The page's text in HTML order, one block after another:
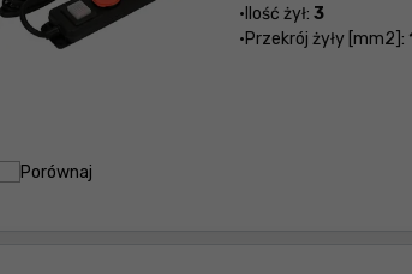
Ilość żył: 3
Przekrój żyły [mm2]:
Porównaj